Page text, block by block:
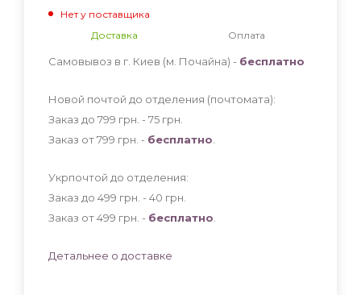
Нет у поставщика
Доставка
Оплата
Самовывоз в г. Киев (м. Почайна) - бесплатно
Новой почтой до отделения (почтомата):
Заказ до 799 грн. - 75 грн
Заказ от 799 грн. - бесплатно
Укрпочтой до отделения:
Заказ до 499 грн. - 40 грн
Заказ от 499 грн. - бесплатно
Детальнее о доставке